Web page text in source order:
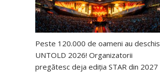
Peste 120.000 de oameni au deschis
UNTOLD 2026! Organizatorii
pregătesc deja ediția STAR din 2027